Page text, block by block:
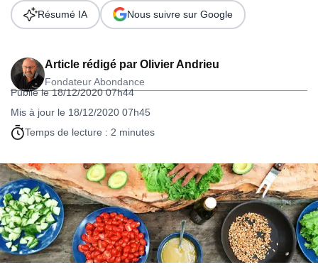
Article rédigé par Olivier Andrieu
Fondateur Abondance
Publié le 18/12/2020 07h44
Mis à jour le 18/12/2020 07h45
Temps de lecture : 2 minutes
Résumé IA Nous suivre sur Google